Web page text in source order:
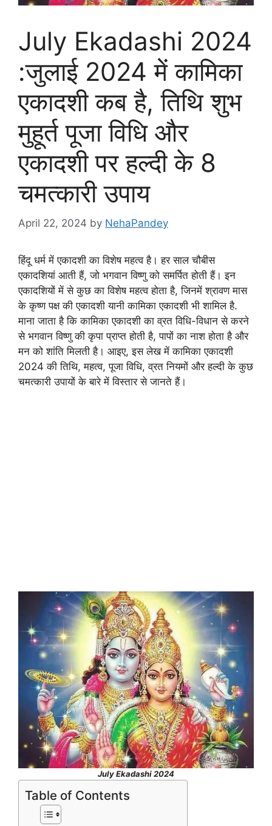
July Ekadashi 2024
:जुलाई 2024 में कामिका
एकादशी कब है, तिथि शुभ
मुहूर्त पूजा विधि और
एकादशी पर हल्दी के 8
चमत्कारी उपाय
April 22, 2024 by NehaPandey
हिंदू धर्म में एकादशी का विशेष महत्व है। हर साल चौबीस
एकादशियां आती हैं, जो भगवान विष्णु को समर्पित होती हैं। इन
एकादशियों में से कुछ का विशेष महत्व होता है, जिनमें श्रावण मास
के कृष्ण पक्ष की एकादशी यानी कामिका एकादशी भी शामिल है.
माना जाता है कि कामिका एकादशी का व्रत विधि-विधान से करने
से भगवान विष्णु की कृपा प्राप्त होती है, पापों का नाश होता है और
मन को शांति मिलती है। आइए, इस लेख में कामिका एकादशी
2024 की तिथि, महत्व, पूजा विधि, व्रत नियमों और हल्दी के कुछ
चमत्कारी उपायों के बारे में विस्तार से जानते हैं।
July Ekadashi 2024
Table of Contents